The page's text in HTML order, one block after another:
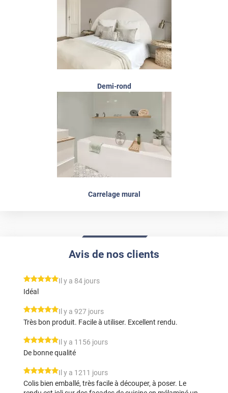
Demi-rond
Carrelage mural
Avis de nos clients
*****
Il y a 84 jours
Idéal
*****
Il y a 927 jours
Très bon produit. Facile à utiliser. Excellent rendu.
*****
Il y a 1156 jours
De bonne qualité
*****
Il y a 1211 jours
Colis bien emballé, très facile à découper, à poser. Le